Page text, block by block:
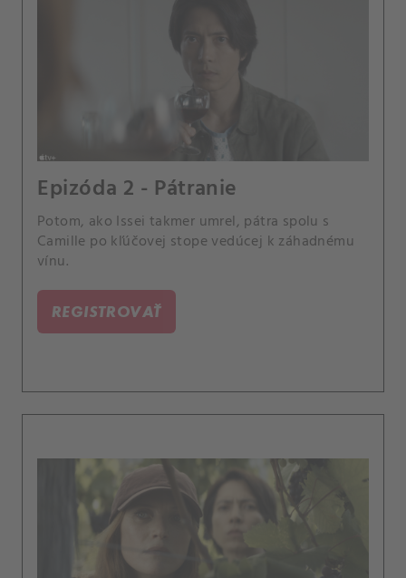
Epizóda 2 - Pátranie
Potom, ako Issei takmer umrel, pátra spolu s
Camille po kľúčovej stope vedúcej k záhadnému
vínu.
REGISTROVAŤ